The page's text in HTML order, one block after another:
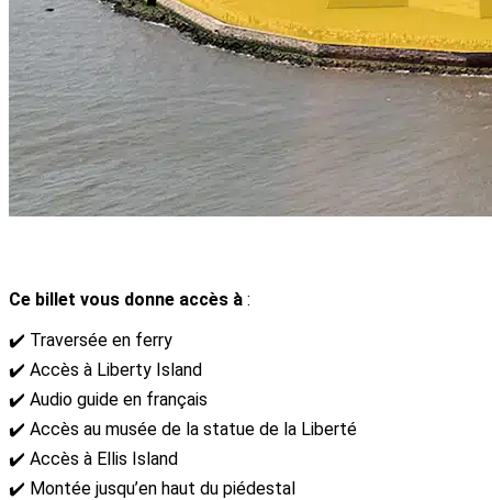
Ce billet vous donne accès à :
✔️ Traversée en ferry
✔️ Accès à Liberty Island
✔️ Audio guide en français
✔️ Accès au musée de la statue de la Liberté
✔️ Accès à Ellis Island
✔️ Montée jusqu’en haut du piédestal